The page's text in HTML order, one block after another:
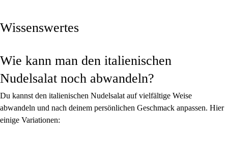
Wissenswertes
Wie kann man den italienischen
Nudelsalat noch abwandeln?
Du kannst den italienischen Nudelsalat auf vielfältige Weise
abwandeln und nach deinem persönlichen Geschmack anpassen. Hier
einige Variationen: